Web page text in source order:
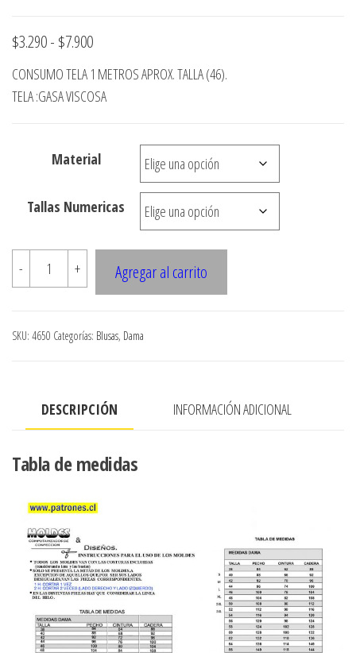
$3.290- $7.900Rango
de
precios:
hasta
$7.900
CONSUMO TELA 1 METROS APROX. TALLA (46).
TELA :GASA VISCOSA
Material
Tallas Numericas
-
4650
+ Agregar al carrito
SKU: 4650 Categorías: Blusas, Dama
DESCRIPCIÓN INFORMACIÓN ADICIONAL
Tabla de medidas